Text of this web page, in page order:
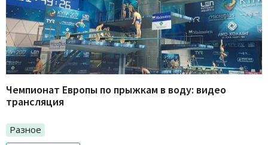
Чемпионат Европы по прыжкам в воду: видео
трансляция
Разное